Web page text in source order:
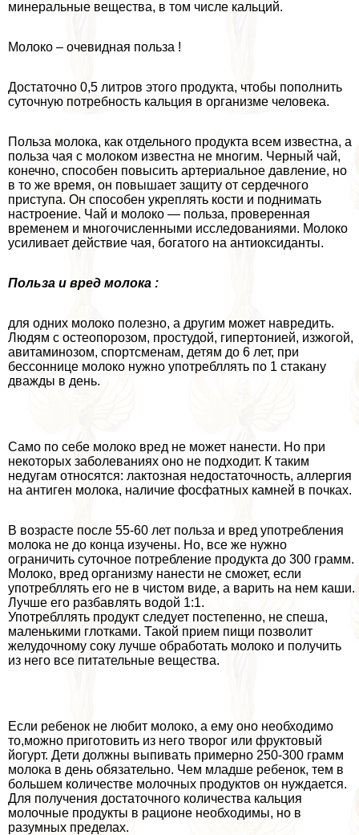
минеральные вещества, в том числе кальций.
Молоко – очевидная польза !
Достаточно 0,5 литров этого продукта, чтобы пополнить
суточную потребность кальция в организме человека.
Польза молока, как отдельного продукта всем известна, а
польза чая с молоком известна не многим. Черный чай,
конечно, способен повысить артериальное давление, но
в то же время, он повышает защиту от сердечного
приступа. Он способен укреплять кости и поднимать
настроение. Чай и молоко — польза, проверенная
временем и многочисленными исследованиями. Молоко
усиливает действие чая, богатого на антиоксиданты.
Польза и вред молока :
для одних молоко полезно, а другим может навредить.
Людям с остеопорозом, простудой, гипертонией, изжогой,
авитаминозом, спортсменам, детям до 6 лет, при
бессоннице молоко нужно употрeбллять по 1 стакану
дважды в день.
Само по себе молоко вред не может нанести. Но при
некоторых заболеваниях оно не подходит. К таким
недугам относятся: лактозная недостаточность, аллергия
на антиген молока, наличие фосфатных камней в почках.
В возрасте после 55-60 лет польза и вред употрeбления
молока не до конца изучены. Но, все же нужно
ограничить суточное потрeбление продукта до 300 грамм.
Молоко, вред организму нанести не сможет, если
употрeбллять его не в чистом виде, а варить на нем каши.
Лучше его разбавлять водой 1:1.
Употрeбллять продукт следует постепенно, не спеша,
маленькими глотками. Такой прием пищи позволит
желудочному соку лучше обработать молоко и получить
из него все питательные вещества.
Если ребенок не любит молоко, а ему оно необходимо
то,можно приготовить из него творог или фруктовый
йогурт. Дети должны выпивать примерно 250-300 грамм
молока в день обязательно. Чем младше ребенок, тем в
большем количестве молочных продуктов он нуждается.
Для получения достаточного количества кальция
молочные продукты в рационе необходимы, но в
разумных пределах.